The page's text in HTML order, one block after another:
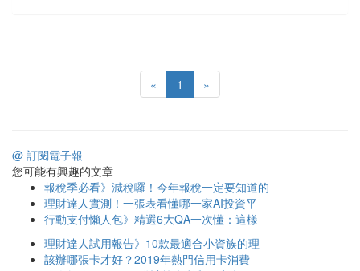
« 1 »
@ 訂閱電子報
您可能有興趣的文章
報稅季必看》減稅囉！今年報稅一定要知道的
理財達人實測！一張表看懂哪一家AI投資平
行動支付懶人包》精選6大QA一次懂：這樣
理財達人試用報告》10款最適合小資族的理
該辦哪張卡才好？2019年熱門信用卡消費